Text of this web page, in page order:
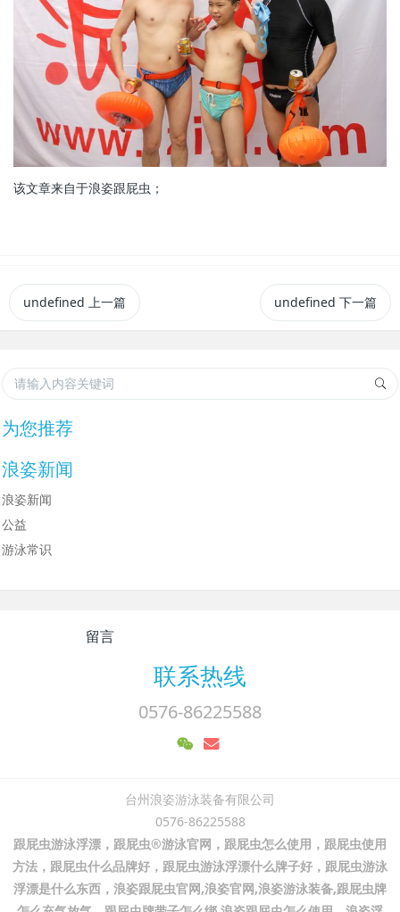
该文章来自于浪姿跟屁虫；
undefined 上一篇 undefined 下一篇
为您推荐
浪姿新闻
浪姿新闻
公益
游泳常识
留言
联系热线
0576-86225588
台州浪姿游泳装备有限公司
0576-86225588
跟屁虫游泳浮漂，跟屁虫®游泳官网，跟屁虫怎么使用，跟屁虫使用
方法，跟屁虫什么品牌好，跟屁虫游泳浮漂什么牌子好，跟屁虫游泳
浮漂是什么东西，浪姿跟屁虫官网,浪姿官网,浪姿游泳装备,跟屁虫牌